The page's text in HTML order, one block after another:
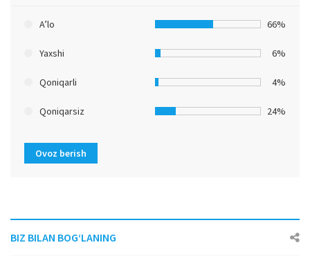
A’lo 66%
Yaxshi 6%
Qoniqarli 4%
Qoniqarsiz 24%
Ovoz berish
BIZ BILAN BOG‘LANING